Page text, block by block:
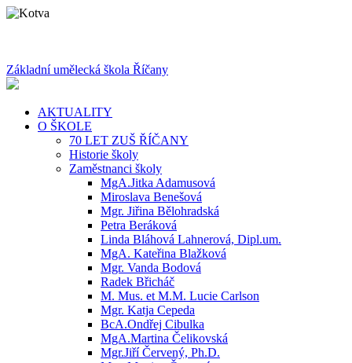
Základní umělecká škola Říčany
AKTUALITY
O ŠKOLE
70 LET ZUŠ ŘÍČANY
Historie školy
Zaměstnanci školy
MgA.Jitka Adamusová
Miroslava Benešová
Mgr. Jiřina Bělohradská
Petra Beráková
Linda Bláhová Lahnerová, Dipl.um.
MgA. Kateřina Blažková
Mgr. Vanda Bodová
Radek Břicháč
M. Mus. et M.M. Lucie Carlson
Mgr. Katja Cepeda
BcA.Ondřej Cibulka
MgA.Martina Čelikovská
Mgr.Jiří Červený, Ph.D.